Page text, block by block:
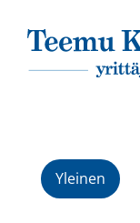
Päävalikko
Yleinen